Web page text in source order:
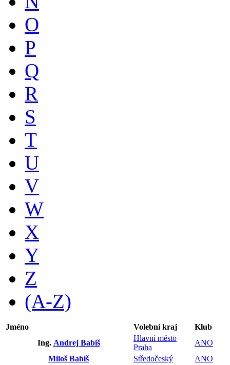
O
P
Q
R
S
T
U
V
W
X
Y
Z
(A-Z)
Jméno Volební kraj
Klub
Ing. Andrej Babiš
Hlavní město
Praha
ANO
Miloš Babiš
Středočeský ANO